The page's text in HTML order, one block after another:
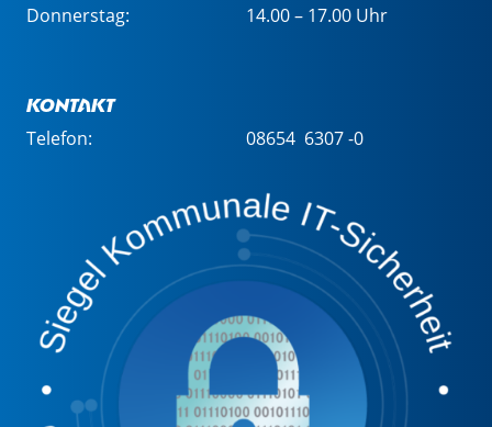
Donnerstag:
14.00 – 17.00 Uhr
Kontakt
Telefon: 08654 6307 -0